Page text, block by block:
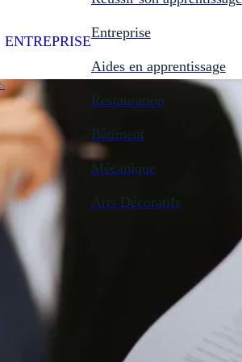
ENTREPRISE
Entreprise
Aides en apprentissage
Restauration
Bâtiment
Mécanique
Arts Décoratifs